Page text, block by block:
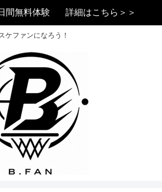
間無料体験 詳細はこちら＞＞
ケファンになろう！